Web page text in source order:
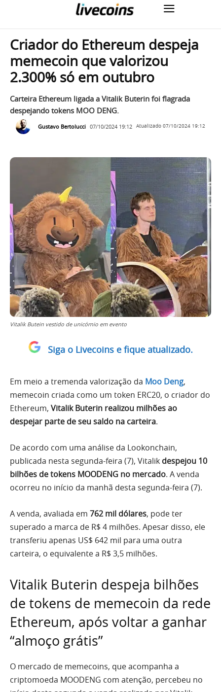
Criador do Ethereum despeja
memecoin que valorizou
2.300% só em outubro
Carteira Ethereum ligada a Vitalik Buterin foi flagrada
despejando tokens MOO DENG.
Gustavo Bertolucci 07/10/2024 19:12 Atualizado 07/10/2024 19:12
Vitalik Butein vestido de unicórnio em evento
Siga o Livecoins e fique atualizado.
Em meio a tremenda valorização da Moo Deng,
memecoin criada como um token ERC20, o criador do
Ethereum, Vitalik Buterin realizou milhões ao
despejar parte de seu saldo na carteira.
De acordo com uma análise da Lookonchain,
publicada nesta segunda-feira (7), Vitalik despejou 10
bilhões de tokens MOODENG no mercado. A venda
ocorreu no início da manhã desta segunda-feira (7).
A venda, avaliada em 762 mil dólares, pode ter
superado a marca de R$ 4 milhões. Apesar disso, ele
transferiu apenas US$ 642 mil para uma outra
carteira, o equivalente a R$ 3,5 milhões.
Vitalik Buterin despeja bilhões
de tokens de memecoin da rede
Ethereum, após voltar a ganhar
“almoço grátis”
O mercado de memecoins, que acompanha a
criptomoeda MOODENG com atenção, percebeu no